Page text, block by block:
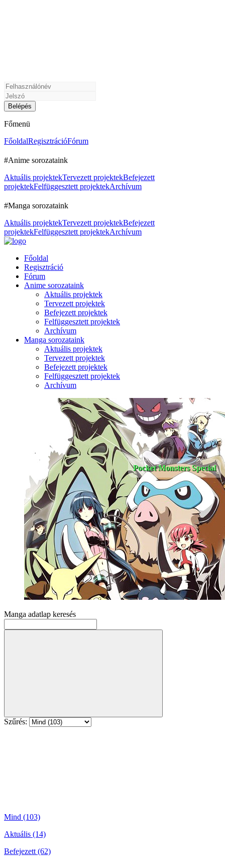
Főmenü
FőoldalRegisztrációFórum
#Anime sorozataink
Aktuális projektekTervezett projektekBefejezett
projektekFelfüggesztett projektekArchívum
#Manga sorozataink
Aktuális projektekTervezett projektekBefejezett
projektekFelfüggesztett projektekArchívum
Főoldal
Regisztráció
Fórum
Anime sorozataink
Aktuális projektek
Tervezett projektek
Befejezett projektek
Felfüggesztett projektek
Archívum
Manga sorozataink
Aktuális projektek
Tervezett projektek
Befejezett projektek
Felfüggesztett projektek
Archívum
Pocket Monsters Special
Manga adatlap keresés
Szűrés:
Mind (103)
Aktuális (14)
Befejezett (62)